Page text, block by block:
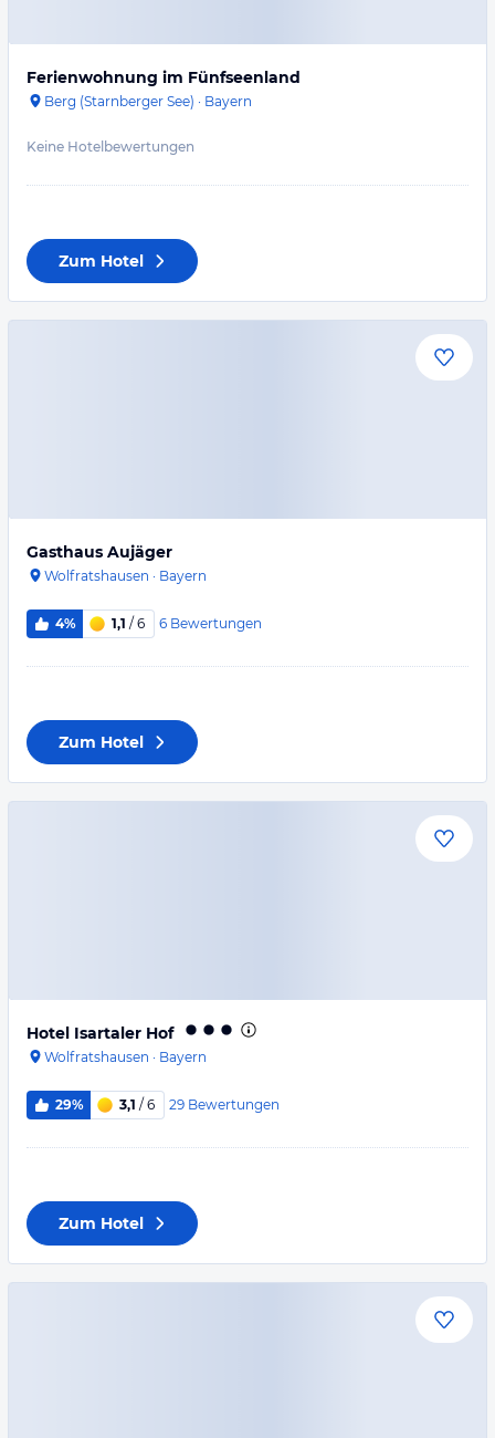
Ferienwohnung im Fünfseenland
Berg (Starnberger See) · Bayern
Keine Hotelbewertungen
Zum Hotel
Gasthaus Aujäger
Wolfratshausen · Bayern
4% 1,1 / 6 6 Bewertungen
Zum Hotel
Hotel Isartaler Hof
Wolfratshausen · Bayern
29% 3,1 / 6 29 Bewertungen
Zum Hotel